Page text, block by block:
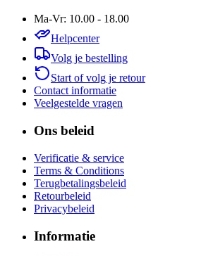
Ma-Vr: 10.00 - 18.00
Helpcenter
Volg je bestelling
Start of volg je retour
Contact informatie
Veelgestelde vragen
Ons beleid
Verificatie & service
Terms & Conditions
Terugbetalingsbeleid
Retourbeleid
Privacybeleid
Informatie